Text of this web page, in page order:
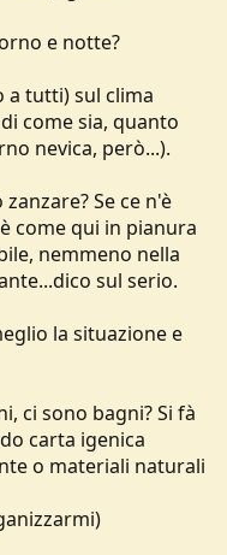
e notte?
a tutti) sul clima
come sia, quanto
nevica, però...).
Se ce n'è
come qui in pianura
nemmeno nella
sul serio.
la situazione e
ci sono bagni? Si fà
carta igenica
o materiali naturali